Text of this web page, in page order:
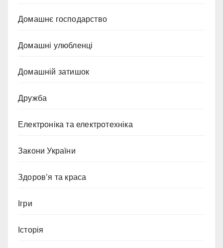
Домашнє господарство
Домашні улюбленці
Домашній затишок
Дружба
Електроніка та електротехніка
Закони України
Здоров’я та краса
Ігри
Історія